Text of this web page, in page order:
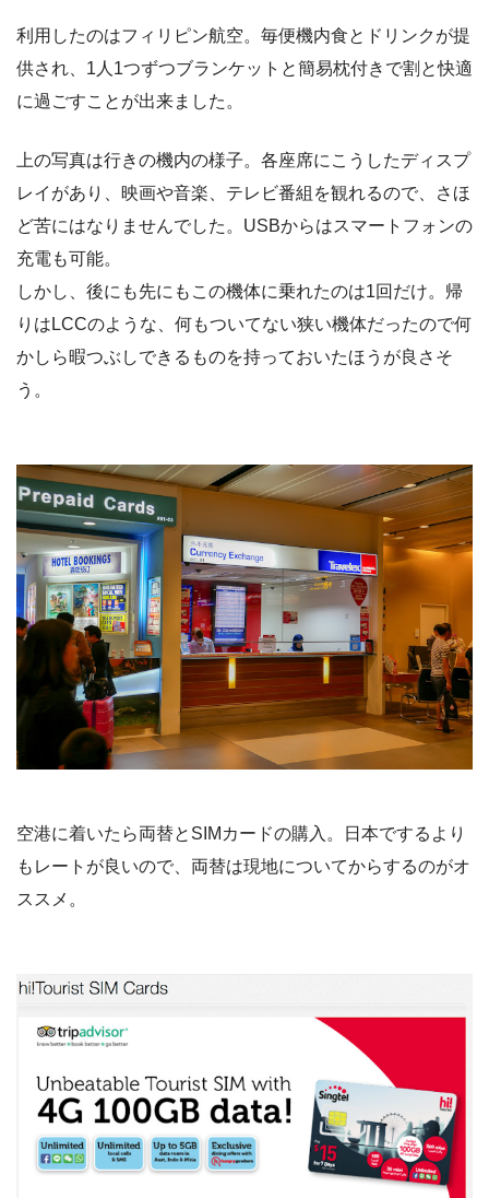
利用したのはフィリピン航空。毎便機内食とドリンクが提
供され、1人1つずつブランケットと簡易枕付きで割と快適
に過ごすことが出来ました。
上の写真は行きの機内の様子。各座席にこうしたディスプ
レイがあり、映画や音楽、テレビ番組を観れるので、さほ
ど苦にはなりませんでした。USBからはスマートフォンの
充電も可能。
しかし、後にも先にもこの機体に乗れたのは1回だけ。帰
りはLCCのような、何もついてない狭い機体だったので何
かしら暇つぶしできるものを持っておいたほうが良さそ
う。
空港に着いたら両替とSIMカードの購入。日本でするより
もレートが良いので、両替は現地についてからするのがオ
ススメ。